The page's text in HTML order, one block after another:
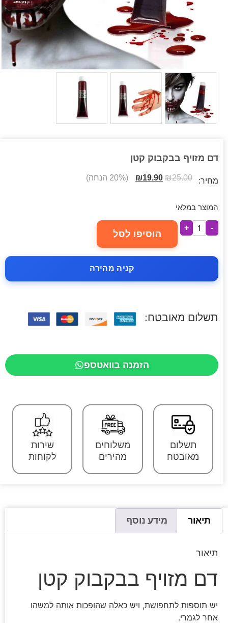
דם מזויף בבקבוק קטן
מחיר: ₪25.00
₪19.90 (20% הנחה)
המוצר במלאי
-
+
הוסיפו לסל
קניה מהירה
תשלום מאובטח:
הזמנה בוואטספ
תשלום
מאובטח
משלוחים
מהירים
שירות
לקוחות
תיאור מידע נוסף
תיאור
דם מזויף בבקבוק קטן
יש תוספות לתחפושת, ויש כאלה שהופכות אותה למשהו
אחר לגמרי.